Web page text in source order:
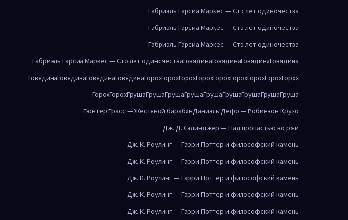
Габриэль Гарсиа Маркес — Сто лет одиночества
Габриэль Гарсиа Маркес — Сто лет одиночества
Габриэль Гарсиа Маркес — Сто лет одиночества
Габриэль Гарсиа Маркес — Сто лет одиночестваГовядинаГовядинаГовядинаГовядина
ГовядинаГовядинаГовядинаГовядинаГорохГорохГорохГорохГорохГорохГорохГорохГорох
ГорохГорохГрушаГрушаГрушаГрушаГрушаГрушаГрушаГрушаГруша
Гюнтер Грасс — Жестяной барабанДаниэль Дефо — Робинзон Крузо
Дж. Д. Сэлинджер — Над пропастью во ржи
Дж. К. Роулинг — Гарри Поттер и философский камень
Дж. К. Роулинг — Гарри Поттер и философский камень
Дж. К. Роулинг — Гарри Поттер и философский камень
Дж. К. Роулинг — Гарри Поттер и философский камень
Дж. К. Роулинг — Гарри Поттер и философский камень